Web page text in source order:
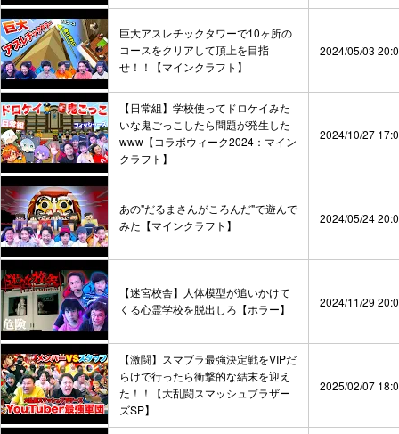
巨大アスレチックタワーで10ヶ所の
コースをクリアして頂上を目指
せ！！【マインクラフト】
2024/05/03
【日常組】学校使ってドロケイみた
いな鬼ごっこしたら問題が発生した
www【コラボウィーク2024：マイン
クラフト】
2024/10/27
あの"だるまさんがころんだ"で遊んで
みた【マインクラフト】
2024/05/24
【迷宮校舎】人体模型が追いかけて
くる心霊学校を脱出しろ【ホラー】
2024/11/29
【激闘】スマブラ最強決定戦をVIPだ
らけで行ったら衝撃的な結末を迎え
た！！【大乱闘スマッシュブラザー
ズSP】
2025/02/07